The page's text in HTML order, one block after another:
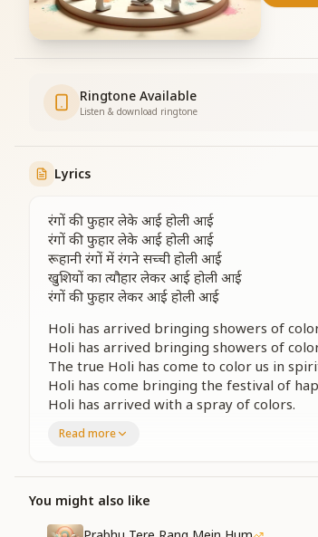
Ringtone Available
Listen & download ringtone
Lyrics
रंगों की फुहार लेके आई होली आई
रंगों की फुहार लेके आई होली आई
रूहानी रंगों में रंगने सच्ची होली आई
खुशियों का त्यौहार लेकर आई होली आई
रंगों की फुहार लेकर आई होली आई
Holi has arrived bringing showers of
Holi has arrived bringing showers of
The true Holi has come to color us in
Holi has come bringing the festival of
Holi has arrived with a spray of colors.
बुराई को जलाते जाओ कहती है होली
बुराई को जलाते जाओ कहती है होली
खुशियों को लूटाते जाओ कहती है ये होली
रूठों को मनाते जाओ कहती है ये होली
बिछड़ों को मिलाते जाओ कहती है ये होली
Read more
You might also like